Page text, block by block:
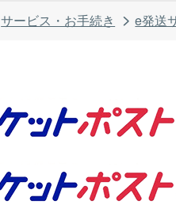
サービス・お手続き e発送